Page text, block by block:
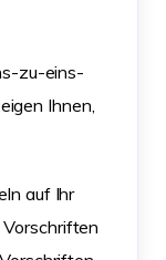
zu-eins-
Ihnen,
auf Ihr